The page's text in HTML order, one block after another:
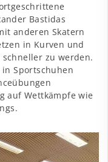
Bastidas
anderen Skatern
in Kurven und
schneller zu werden.
Sportschuhen
auf Wettkämpfe wie